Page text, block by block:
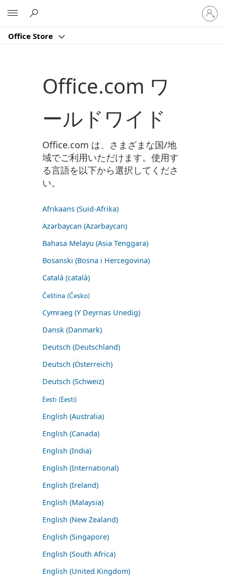
Office Store
ア
カ
ウ
Office.com ワ
ールドワイド
Office.com は、さまざまな国/地
域でご利用いただけます。使用す
る言語を以下から選択してくださ
い。
Afrikaans (Suid-Afrika)
Azərbaycan (Azərbaycan)
Bahasa Melayu (Asia Tenggara)
Bosanski (Bosna i Hercegovina)
Català (català)
Čeština (Česko)
Cymraeg (Y Deyrnas Unedig)
Dansk (Danmark)
Deutsch (Deutschland)
Deutsch (Österreich)
Deutsch (Schweiz)
Eesti (Eesti)
English (Australia)
English (Canada)
English (India)
English (International)
English (Ireland)
English (Malaysia)
English (New Zealand)
English (Singapore)
English (South Africa)
English (United Kingdom)